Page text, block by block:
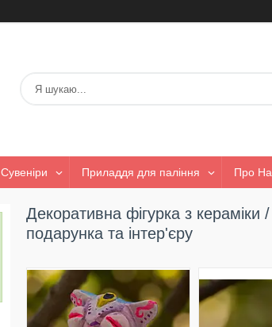
Сувеніри Приладдя для паління Про
Декоративна фігурка з кераміки
подарунка та інтер'єру